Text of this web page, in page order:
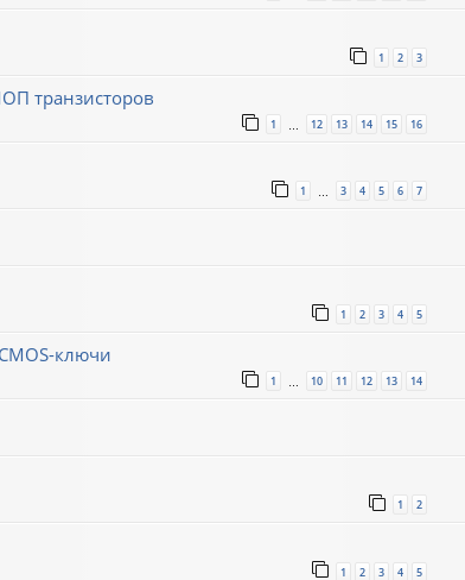
1 2 3
транзисторов
1 … 12 13 14 15 16
1 … 3 4 5 6 7
1 2 3 4 5
ключи
1 … 10 11 12 13 14
1 2
1 2 3 4 5